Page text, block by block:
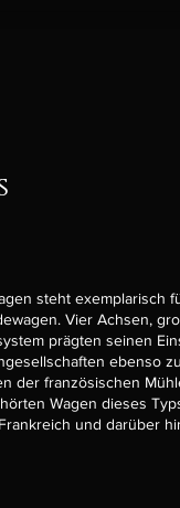
steht exemplarisch
Vier Achsen,
prägten seinen
ebenso
der französischen
Wagen dieses
Frankreich und darüber